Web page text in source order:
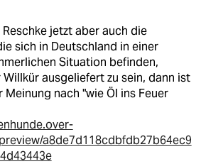
Reschke jetzt aber auch die
sich in Deutschland in einer
Situation befinden,
ausgeliefert zu sein, dann ist
Meinung nach "wie Öl ins Feuer
a8de7d118cdbfdb27b64ec9